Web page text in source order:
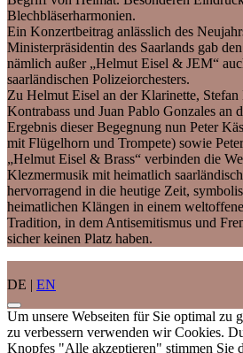
Blechbläserharmonien.
Ein Konzertbeitrag anlässlich des
Ministerpräsidentin des Saarlands gab
nämlich außer „Helmut Eisel & JEM“
saarländischen Polizeiorchesters.
Zu Helmut Eisel an der Klarinette, Stefan
Kontrabass und Juan Pablo Gonzales an
Ergebnis dieser Begegnung nun Peter
mit Flügelhorn und Trompete) sowie
„Helmut Eisel & Brass“ verbinden die
Klezmermusik mit heimatlich
hervorragend in die heutige Zeit,
heimatlichen Klängen in einem
Tradition, in dem Antisemitismus und
sicher keinen Platz haben.
DE | EN
Um unsere Webseiten für Sie optimal zu
zu verbessern verwenden wir Cookies.
Knopfes "Alle akzeptieren" stimmen Sie